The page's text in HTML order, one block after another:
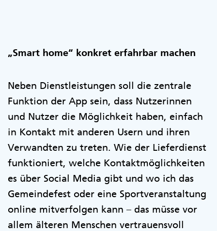
„Smart home“ konkret erfahrbar machen
Neben Dienstleistungen soll die zentrale
Funktion der App sein, dass Nutzerinnen
und Nutzer die Möglichkeit haben, einfach
in Kontakt mit anderen Usern und ihren
Verwandten zu treten. Wie der Lieferdienst
funktioniert, welche Kontaktmöglichkeiten
es über Social Media gibt und wo ich das
Gemeindefest oder eine Sportveranstaltung
online mitverfolgen kann – das müsse vor
allem älteren Menschen vertrauensvoll